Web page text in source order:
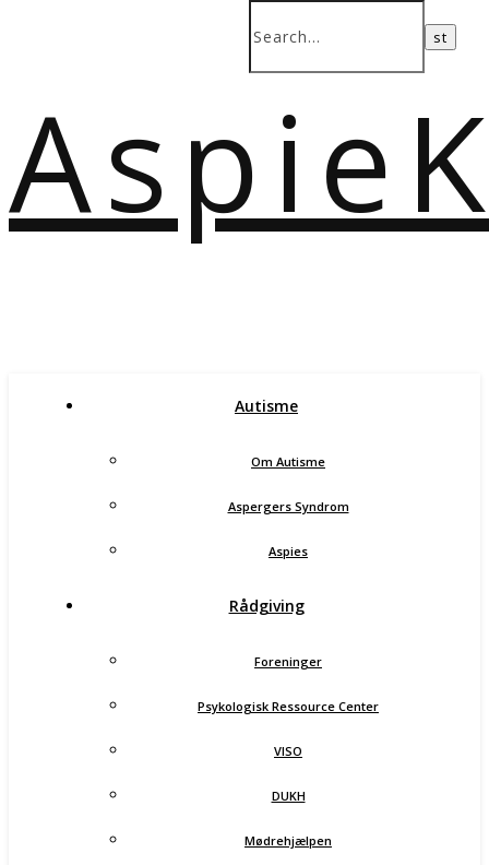
Autisme
Om Autisme
Aspergers Syndrom
Aspies
Rådgiving
Foreninger
Psykologisk Ressource Center
VISO
DUKH
Mødrehjælpen